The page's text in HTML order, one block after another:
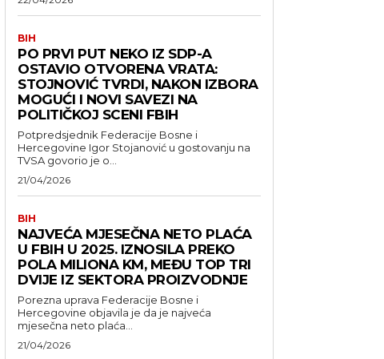
BIH
PO PRVI PUT NEKO IZ SDP-A
OSTAVIO OTVORENA VRATA:
STOJNOVIĆ TVRDI, NAKON IZBORA
MOGUĆI I NOVI SAVEZI NA
POLITIČKOJ SCENI FBIH
Potpredsjednik Federacije Bosne i
Hercegovine Igor Stojanović u gostovanju na
TVSA govorio je o...
21/04/2026
BIH
NAJVEĆA MJESEČNA NETO PLAĆA
U FBIH U 2025. IZNOSILA PREKO
POLA MILIONA KM, MEĐU TOP TRI
DVIJE IZ SEKTORA PROIZVODNJE
Porezna uprava Federacije Bosne i
Hercegovine objavila je da je najveća
mjesečna neto plaća...
21/04/2026